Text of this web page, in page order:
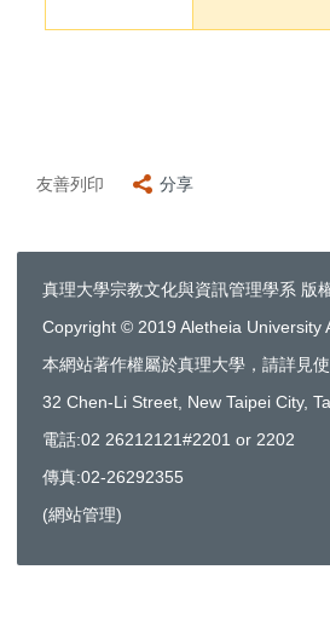
友善列印 分享
真理大學宗教文化與資訊管理學系 版
Copyright © 2019 Aletheia University
本網站著作權屬於真理大學，請詳見使
32 Chen-Li Street, New Taipei City,
電話:02 26212121#2201 or 2202
傳真:02-26292355
(網站管理)